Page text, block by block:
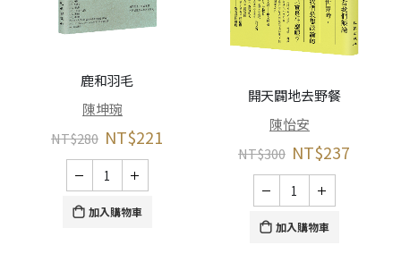
鹿和羽毛
陳坤琬
NT$280 NT$221
加入購物車
開天闢地去野餐
陳怡安
NT$300 NT$237
加入購物車